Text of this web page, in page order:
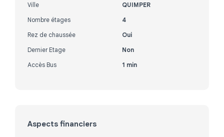
Ville
QUIMPER
Nombre étages
4
Rez de chaussée
Oui
Dernier Etage
Non
Accès Bus
1 min
Aspects financiers